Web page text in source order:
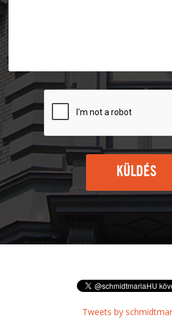
KÜLDÉS
Tweets by